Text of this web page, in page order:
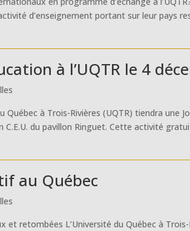
d’enseignement portant sur leur pays
à l’UQTR le 4
Québec à Trois-Rivières (UQTR) tiendra une
C.E.U. du pavillon Ringuet. Cette activité
au Québec
et retombées L’Université du Québec à Trois-